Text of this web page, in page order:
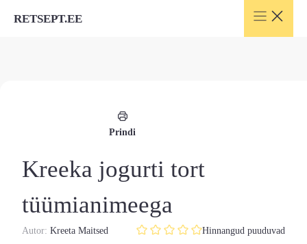
RETSEPT.EE
Prindi
Kreeka jogurti tort
tüümianimeega
Autor: Kreeta Maitsed Hinnangud puuduvad